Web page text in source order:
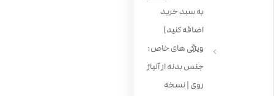
به سبد خرید
اضافه کنید)
ویژگی های خاص:
جنس بدنه از آلیاژ
روی | نسخه